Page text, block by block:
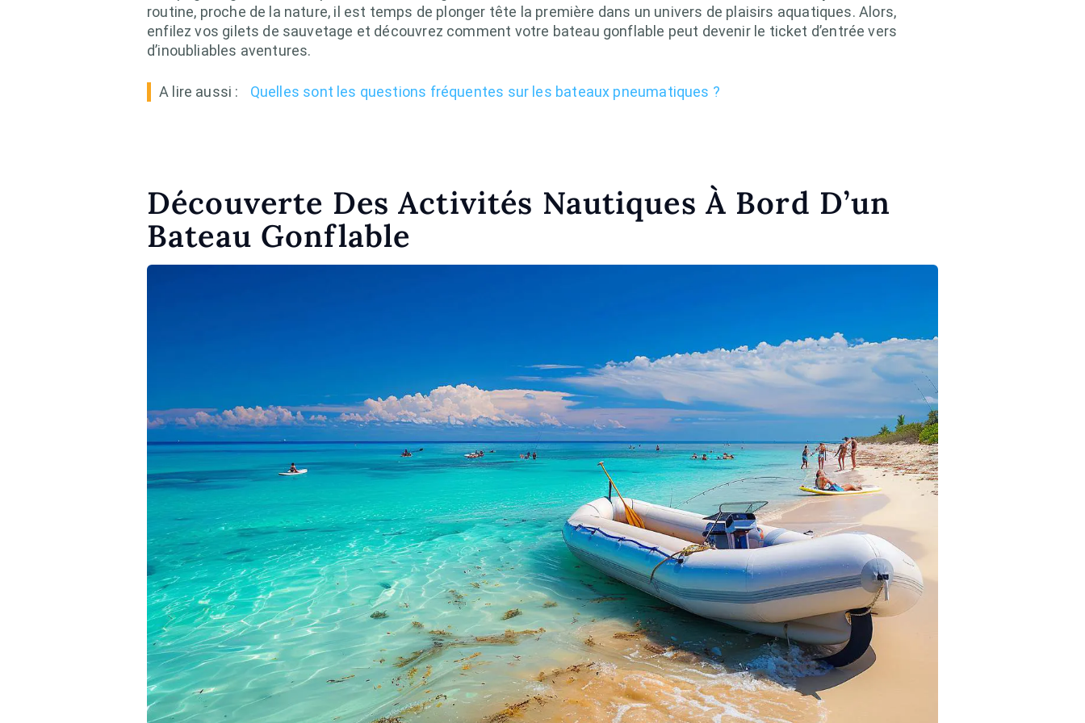
routine, proche de la nature, il est temps de plonger tête la première dans un univers de plaisirs aquatiques. Alors,
enfilez vos gilets de sauvetage et découvrez comment votre bateau gonflable peut devenir le ticket d’entrée vers
d’inoubliables aventures.
A lire aussi : Quelles sont les questions fréquentes sur les bateaux pneumatiques ?
Découverte Des Activités Nautiques À Bord D’un
Bateau Gonflable